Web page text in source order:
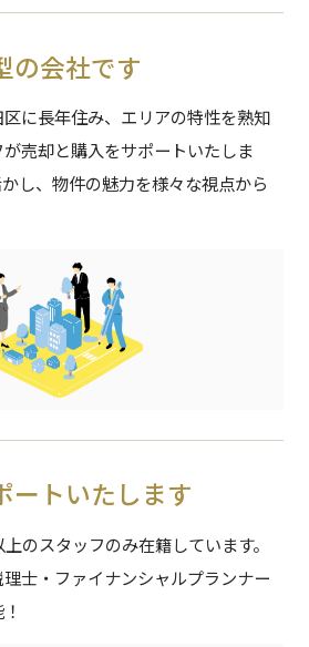
の会社です
に長年住み、エリアの特性を熟知
売却と購入をサポートいたしま
し、物件の魅力を様々な視点から
ートいたします
のスタッフのみ在籍しています。
士・ファイナンシャルプランナー